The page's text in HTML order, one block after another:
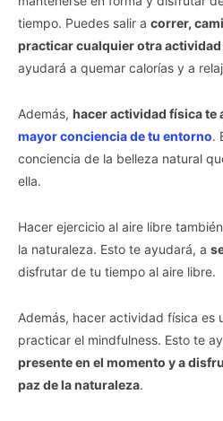
tiempo. Puedes salir a correr,
practicar cualquier otra actividad
ayudará a quemar calorías y a
Además, hacer actividad física te
mayor conciencia de tu entorno.
conciencia de la belleza natural
ella.
Hacer ejercicio al aire libre
la naturaleza. Esto te ayudará, a
disfrutar de tu tiempo al aire libre.
Además, hacer actividad física es
practicar el mindfulness. Esto te
presente en el momento y a
paz de la naturaleza.